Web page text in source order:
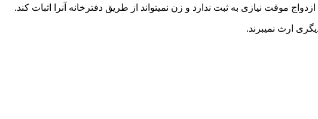
موقت نیازی به ثبت ندارد و زن نمیتواند از طریق دفترخانه آنرا اثبات کند.
ارث نمیبرند.